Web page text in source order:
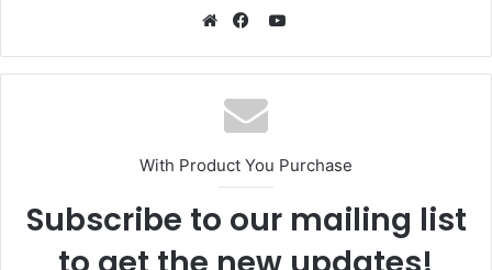
YouTube
With Product You Purchase
Subscribe to our mailing list